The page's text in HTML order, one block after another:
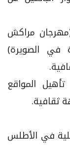
مراكش
في الصويرة)
المواقع
ثقافية.
في الأطلس